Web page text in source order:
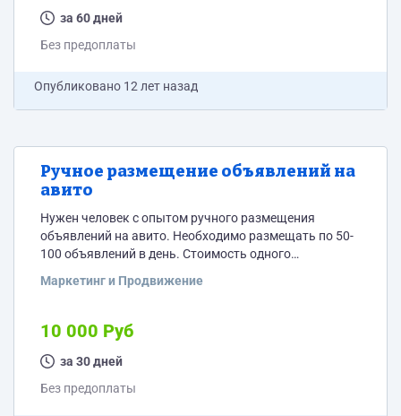
за 60 дней
Без предоплаты
Опубликовано 12 лет назад
Ручное размещение объявлений на
авито
Нужен человек с опытом ручного размещения
объявлений на авито. Необходимо размещать по 50-
100 объявлений в день. Стоимость одного
Маркетинг и Продвижение
10 000 Руб
за 30 дней
Без предоплаты